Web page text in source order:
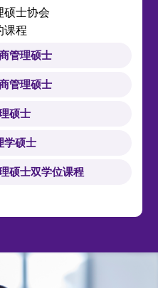
硕士协会
课程
管理硕士
管理硕士
硕士
学硕士
硕士双学位课程